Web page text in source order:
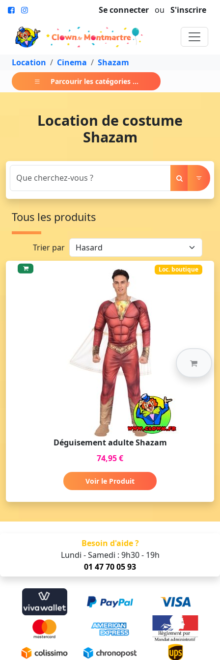
Se connecter ou S'inscrire
Location Cinema Shazam
Parcourir les catégories ...
Location de costume
Shazam
Tous les produits
Trier par
Loc. boutique
Déguisement adulte Shazam
74,95 €
Voir le Produit
Besoin d'aide ?
Lundi - Samedi : 9h30 - 19h
01 47 70 05 93